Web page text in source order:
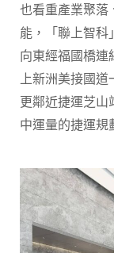
也看重產業聚落
能，「聯上智科
向東經福國橋連
上新洲美接國道
更鄰近捷運芝山
中運量的捷運規